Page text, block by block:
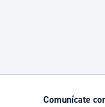
Comunícate